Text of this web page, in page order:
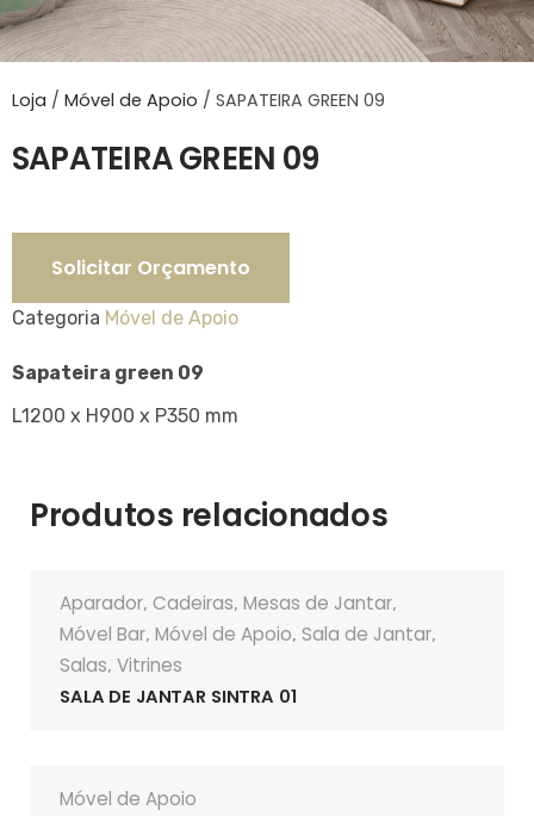
Loja / Móvel de Apoio / SAPATEIRA GREEN 09
SAPATEIRA GREEN 09
Solicitar Orçamento
Categoria Móvel de Apoio
Sapateira green 09
L1200 x H900 x P350 mm
Produtos relacionados
Aparador, Cadeiras, Mesas de Jantar,
Móvel Bar, Móvel de Apoio, Sala de Jantar,
Salas, Vitrines
SALA DE JANTAR SINTRA 01
Móvel de Apoio